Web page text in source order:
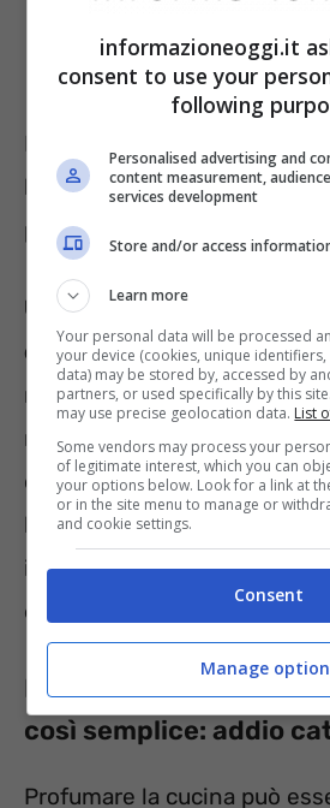
Per utilizzare l’alloro per
basterà utilizzare qualche
preparare un infuso.
Una possibile alternativa è
dal rosmarino. Il profumo di
molto forte, ma altrettanto
riuscirà a dare un tocco
cucina. Per utilizzare
bisognerà solamente
infuso con 1 solo rametto,
evaporare così da profumare
Profumare la cucina
così semplice: addio
Profumare la cucina può
informazioneoggi.it
consent to use your
following
Personalised advertising and
content measurement,
services development
Store and/or access
Learn more
Your personal data will be processed
your device (cookies, unique
data) may be stored by, accessed by
partners, or used specifically by this
may use precise geolocation data. List
Some vendors may process your
of legitimate interest, which you can
your options below. Look for a link at
or in the site menu to manage or
and cookie settings.
Consent
Manage